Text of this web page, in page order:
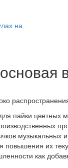
на
пайки цветных
музыкальных
повышения их
как